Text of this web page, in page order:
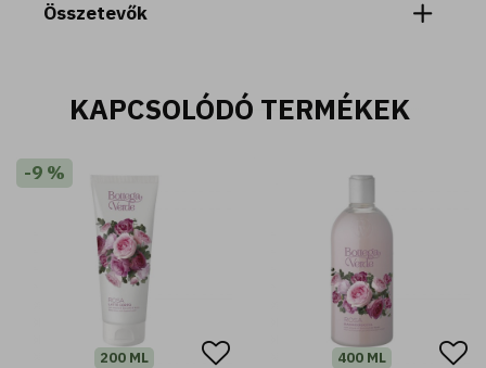
Összetevők
KAPCSOLÓDÓ TERMÉKEK
-9 %
200 ML 400 ML